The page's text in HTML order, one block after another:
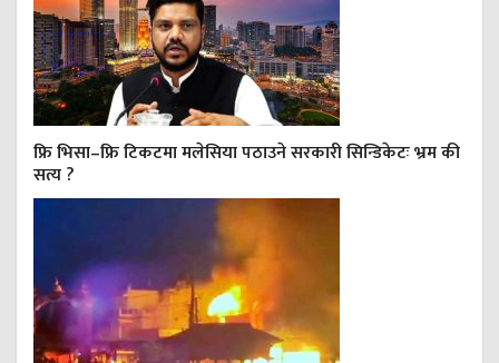
फ्रि भिसा–फ्रि टिकटमा मलेसिया पठाउने सरकारी सिन्डिकेटः भ्रम की
सत्य ?